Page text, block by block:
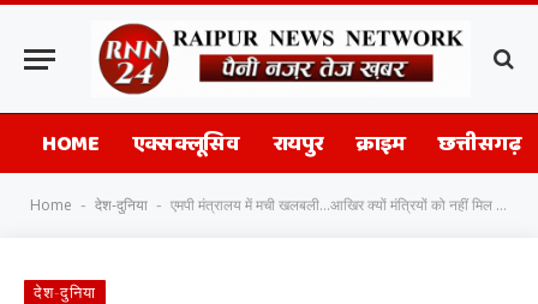
HOME एक्सक्लूसिव रायपुर क्राइम छत्तीसगढ़
Home - देश-दुनिया - एमपी मंत्रालय में मची खलबली…आखिर क्यों मंत्रियों को नहीं मिल रहे ‘धोबी और कबाड़ी’? वीआईपी केबिन में बैठना हुआ दूभर
देश-दुनिया